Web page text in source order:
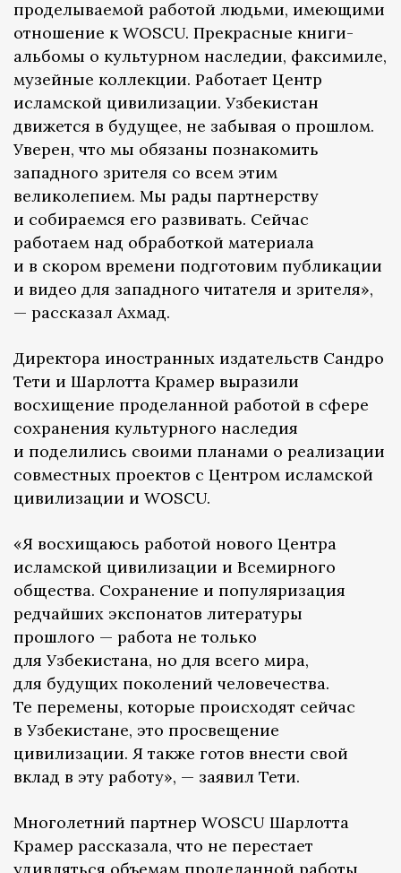
проделываемой работой людьми, имеющими
отношение к WOSCU. Прекрасные книги-
альбомы о культурном наследии, факсимиле,
музейные коллекции. Работает Центр
исламской цивилизации. Узбекистан
движется в будущее, не забывая о прошлом.
Уверен, что мы обязаны познакомить
западного зрителя со всем этим
великолепием. Мы рады партнерству
и собираемся его развивать. Сейчас
работаем над обработкой материала
и в скором времени подготовим публикации
и видео для западного читателя и зрителя»,
— рассказал Ахмад.
Директора иностранных издательств Сандро
Тети и Шарлотта Крамер выразили
восхищение проделанной работой в сфере
сохранения культурного наследия
и поделились своими планами о реализации
совместных проектов с Центром исламской
цивилизации и WOSCU.
«Я восхищаюсь работой нового Центра
исламской цивилизации и Всемирного
общества. Сохранение и популяризация
редчайших экспонатов литературы
прошлого — работа не только
для Узбекистана, но для всего мира,
для будущих поколений человечества.
Те перемены, которые происходят сейчас
в Узбекистане, это просвещение
цивилизации. Я также готов внести свой
вклад в эту работу», — заявил Тети.
Многолетний партнер WOSCU Шарлотта
Крамер рассказала, что не перестает